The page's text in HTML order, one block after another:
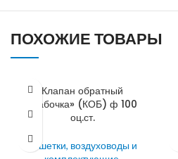
ПОХОЖИЕ ТОВАРЫ
Клапан обратный
«бабочка» (КОБ) ф 100
оц.ст.
Решетки, воздуховоды и